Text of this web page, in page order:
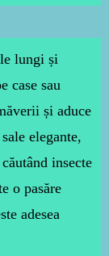
lungi și
case sau
și aduce
elegante,
insecte
o pasăre
adesea